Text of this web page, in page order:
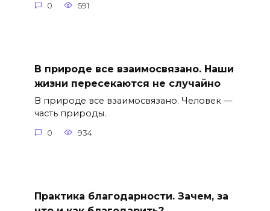
0 591
В природе все взаимосвязано. Наши
жизни пересекаются не случайно
В природе все взаимосвязано. Человек —
часть природы.
0 934
Практика благодарности. Зачем, за